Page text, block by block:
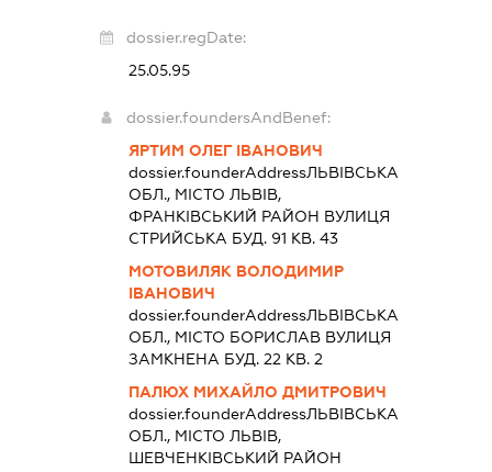
dossier.regDate:
25.05.95
dossier.foundersAndBenef:
ЯРТИМ ОЛЕГ ІВАНОВИЧ
dossier.founderAddressЛЬВІВСЬКА
ОБЛ., МІСТО ЛЬВІВ,
ФРАНКІВСЬКИЙ РАЙОН ВУЛИЦЯ
СТРИЙСЬКА БУД. 91 КВ. 43
МОТОВИЛЯК ВОЛОДИМИР
ІВАНОВИЧ
dossier.founderAddressЛЬВІВСЬКА
ОБЛ., МІСТО БОРИСЛАВ ВУЛИЦЯ
ЗАМКНЕНА БУД. 22 КВ. 2
ПАЛЮХ МИХАЙЛО ДМИТРОВИЧ
dossier.founderAddressЛЬВІВСЬКА
ОБЛ., МІСТО ЛЬВІВ,
ШЕВЧЕНКІВСЬКИЙ РАЙОН